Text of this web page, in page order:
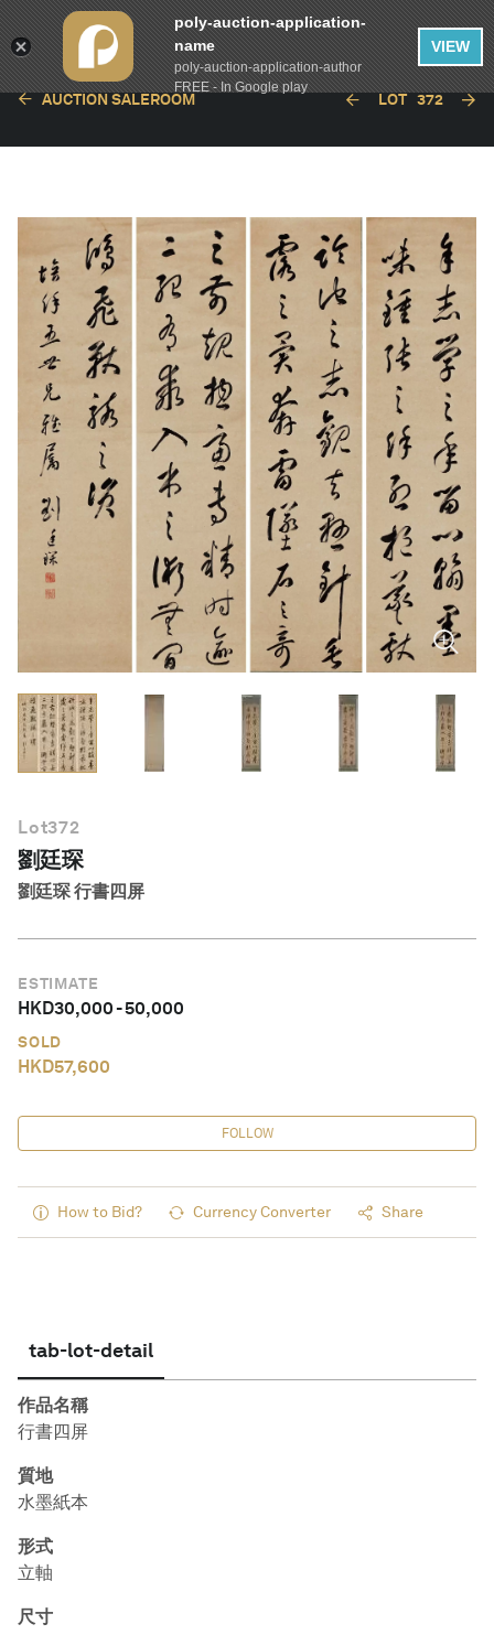
繁體中文
AUCTION SALEROOM LOT 372
Lot372
劉廷琛
劉廷琛 行書四屏
ESTIMATE
HKD30,000-50,000
SOLD
HKD57,600
FOLLOW
How to Bid? Currency Converter Share
tab-lot-detail
作品名稱
行書四屏
質地
水墨紙本
形式
立軸
尺寸
poly-auction-application-
name
poly-auction-application-author
FREE - In Google play
VIEW